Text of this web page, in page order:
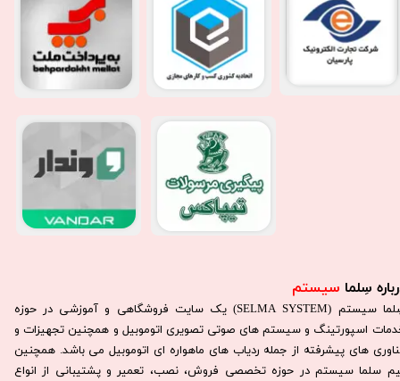
سِلما سیستم​​​​​​​
سِلما سيستم (SELMA SYSTEM) یک سایت فروشگاهی و آموزشی در حوزه
اسپورتینگ و سیستم های صوتی تصویری اتوموبیل و همچنین تجهیزات و
های پیشرفته از جمله ردیاب های ماهواره ای اتوموبیل می باشد. همچنين
سلما سيستم در حوزه تخصصی فروش، نصب، تعمير و پشتيبانی از انواع